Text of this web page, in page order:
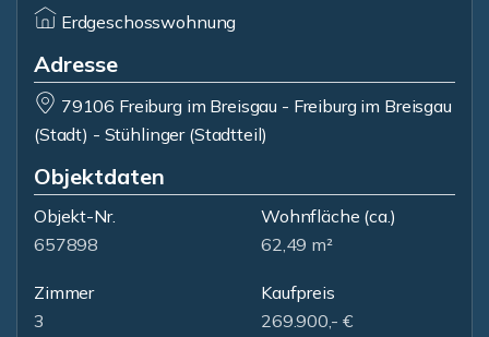
Erdgeschosswohnung
Adresse
79106 Freiburg im Breisgau - Freiburg im Breisgau
(Stadt) - Stühlinger (Stadtteil)
Objektdaten
Objekt-Nr.
657898
Wohnfläche (ca.)
62,49 m²
Zimmer
3
Kaufpreis
269.900,- €